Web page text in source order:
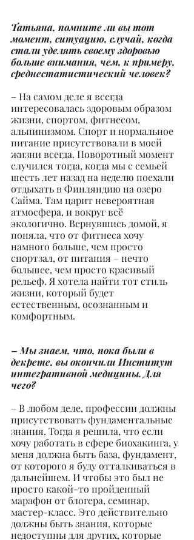
Татьяна, помните ли вы тот
момент, ситуацию, случай, когда
стали уделять своему здоровью
больше внимания, чем, к примеру,
среднестатистический человек?
– На самом деле я всегда
интересовалась здоровым образом
жизни, спортом, фитнесом,
альпинизмом. Спорт и нормальное
питание присутствовали в моей
жизни всегда. Поворотный момент
случился тогда, когда мы с семьей
шесть лет назад на неделю поехали
отдыхать в Финляндию на озеро
Сайма. Там царит невероятная
атмосфера, и вокруг всё
экологично. Вернувшись домой, я
поняла, что от фитнеса хочу
намного больше, чем просто
спортзал, от питания – нечто
большее, чем просто красивый
рельеф. Я хотела найти тот стиль
жизни, который будет
естественным, осознанным и
комфортным.
– Мы знаем, что, пока были в
декрете, вы окончили Институт
интегративной медицины. Для
чего?
– В любом деле, профессии должны
присутствовать фундаментальные
знания. Тогда я решила, что если
хочу работать в сфере биохакинга, у
меня должна быть база, фундамент,
от которого я буду отталкиваться в
дальнейшем. И чтобы это был не
просто какой-то пройденный
марафон от блогера, семинар,
мастер-класс. Это действительно
должны быть знания, которые
недоступны для других, которые